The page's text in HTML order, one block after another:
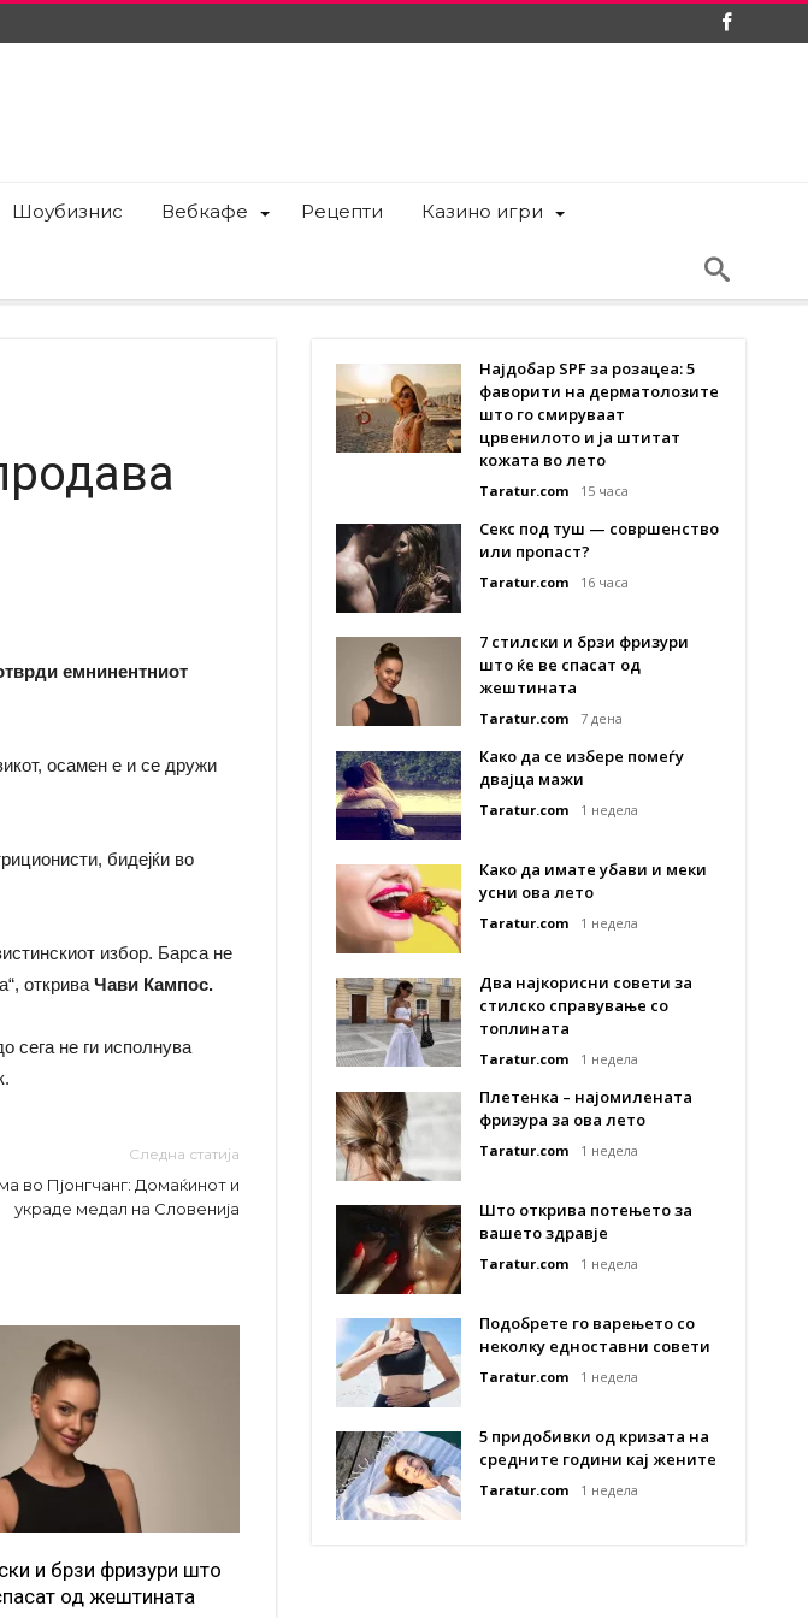
Шоубизнис Вебкафе Рецепти Казино игри
емнинентниот
осамен е и се дружи
бидејќи во
избор. Барса не
открива Чави Кампос.
сега не ги исполнува
Следна статија
во Пјонгчанг: Домаќинот и
украде медал на Словенија
и брзи фризури што
од жештината
Најдобар SPF за розацеа: 5
фаворити на дерматолозите
што го смируваат
црвенилото и ја штитат
кожата во лето
Taratur.com 15 часа
Секс под туш — совршенство
или пропаст?
Taratur.com 16 часа
7 стилски и брзи фризури
што ќе ве спасат од
жештината
Taratur.com 7 дена
Како да се избере помеѓу
двајца мажи
Taratur.com 1 недела
Како да имате убави и меки
усни ова лето
Taratur.com 1 недела
Два најкорисни совети за
стилско справување со
топлината
Taratur.com 1 недела
Плетенка – најомилената
фризура за ова лето
Taratur.com 1 недела
Што открива потењето за
вашето здравје
Taratur.com 1 недела
Подобрете го варењето со
неколку едноставни совети
Taratur.com 1 недела
5 придобивки од кризата на
средните години кај жените
Taratur.com 1 недела